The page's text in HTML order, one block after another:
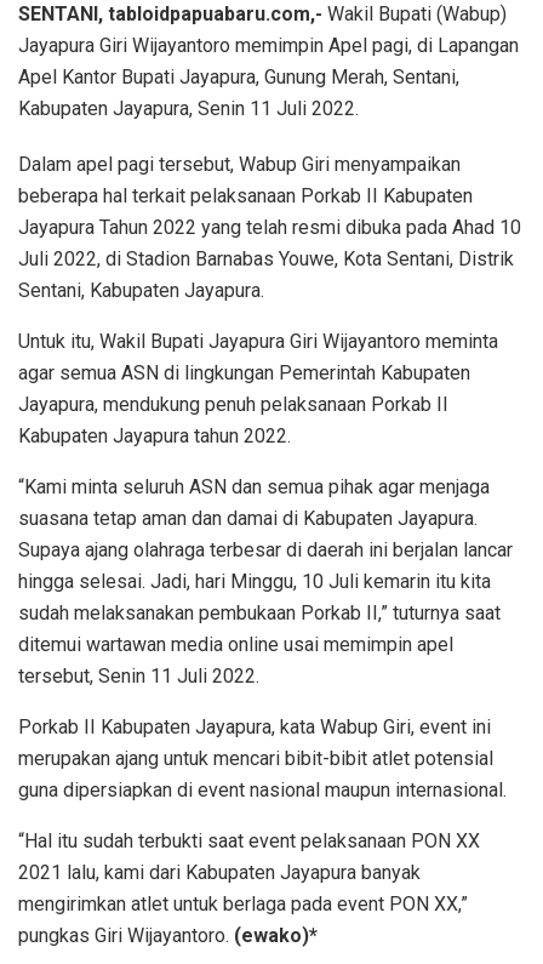
SENTANI, tabloidpapuabaru.com,- Wakil Bupati (Wabup)
Jayapura Giri Wijayantoro memimpin Apel pagi, di Lapangan
Apel Kantor Bupati Jayapura, Gunung Merah, Sentani,
Kabupaten Jayapura, Senin 11 Juli 2022.
Dalam apel pagi tersebut, Wabup Giri menyampaikan
beberapa hal terkait pelaksanaan Porkab II Kabupaten
Jayapura Tahun 2022 yang telah resmi dibuka pada Ahad 10
Juli 2022, di Stadion Barnabas Youwe, Kota Sentani, Distrik
Sentani, Kabupaten Jayapura.
Untuk itu, Wakil Bupati Jayapura Giri Wijayantoro meminta
agar semua ASN di lingkungan Pemerintah Kabupaten
Jayapura, mendukung penuh pelaksanaan Porkab II
Kabupaten Jayapura tahun 2022.
“Kami minta seluruh ASN dan semua pihak agar menjaga
suasana tetap aman dan damai di Kabupaten Jayapura.
Supaya ajang olahraga terbesar di daerah ini berjalan lancar
hingga selesai. Jadi, hari Minggu, 10 Juli kemarin itu kita
sudah melaksanakan pembukaan Porkab II,” tuturnya saat
ditemui wartawan media online usai memimpin apel
tersebut, Senin 11 Juli 2022.
Porkab II Kabupaten Jayapura, kata Wabup Giri, event ini
merupakan ajang untuk mencari bibit-bibit atlet potensial
guna dipersiapkan di event nasional maupun internasional.
“Hal itu sudah terbukti saat event pelaksanaan PON XX
2021 lalu, kami dari Kabupaten Jayapura banyak
mengirimkan atlet untuk berlaga pada event PON XX,”
pungkas Giri Wijayantoro. (ewako)*